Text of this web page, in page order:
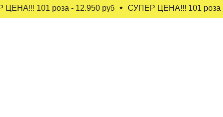
101 роза - 12.950 руб СУПЕР ЦЕНА!!! 101 роза -